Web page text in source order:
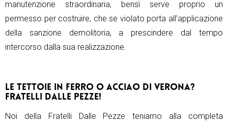
manutenzione straordinaria, bensì serve proprio un
permesso per costruire, che se violato porta all’applicazione
della sanzione demolitoria, a prescindere dal tempo
intercorso dalla sua realizzazione.
LE TETTOIE IN FERRO O ACCIAO DI VERONA?
FRATELLI DALLE PEZZE!
Noi della Fratelli Dalle Pezze teniamo alla completa